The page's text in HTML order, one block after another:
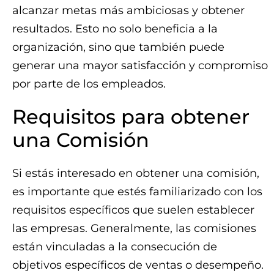
alcanzar metas más ambiciosas y obtener
resultados. Esto no solo beneficia a la
organización, sino que también puede
generar una mayor satisfacción y compromiso
por parte de los empleados.
Requisitos para obtener
una Comisión
Si estás interesado en obtener una comisión,
es importante que estés familiarizado con los
requisitos específicos que suelen establecer
las empresas. Generalmente, las comisiones
están vinculadas a la consecución de
objetivos específicos de ventas o desempeño.